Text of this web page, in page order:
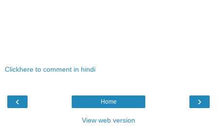
Clickhere to comment in hindi
‹ ›
Home
View web version